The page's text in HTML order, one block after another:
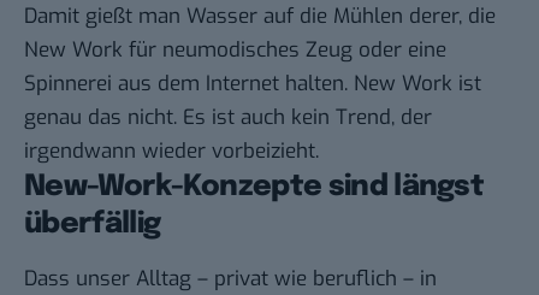
Damit gießt man Wasser auf die Mühlen derer, die
New Work für neumodisches Zeug oder eine
Spinnerei aus dem Internet halten. New Work ist
genau das nicht. Es ist auch kein Trend, der
irgendwann wieder vorbeizieht.
New-Work-Konzepte sind längst
überfällig
Dass unser Alltag – privat wie beruflich – in